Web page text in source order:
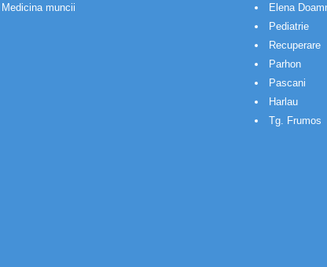
Medicina muncii
Elena
Pediatrie
Recuperare
Parhon
Pascani
Harlau
Tg. Frumos